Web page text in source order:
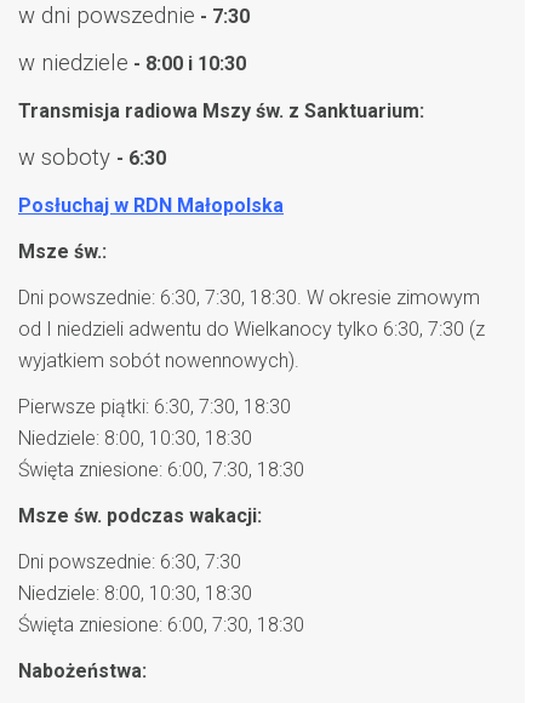
w dni powszednie - 7:30
w niedziele - 8:00 i 10:30
Transmisja radiowa Mszy św. z Sanktuarium:
w soboty - 6:30
Posłuchaj w RDN Małopolska
Msze św.:
Dni powszednie: 6:30, 7:30, 18:30. W okresie zimowym
od I niedzieli adwentu do Wielkanocy tylko 6:30, 7:30 (z
wyjatkiem sobót nowennowych).
Pierwsze piątki: 6:30, 7:30, 18:30
Niedziele: 8:00, 10:30, 18:30
Święta zniesione: 6:00, 7:30, 18:30
Msze św. podczas wakacji:
Dni powszednie: 6:30, 7:30
Niedziele: 8:00, 10:30, 18:30
Święta zniesione: 6:00, 7:30, 18:30
Nabożeństwa: